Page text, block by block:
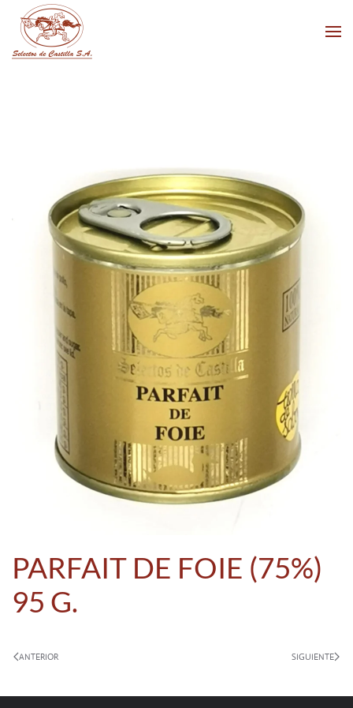
Skip to main content
PARFAIT DE FOIE (75%)
95 G.
ANTERIOR SIGUIENTE